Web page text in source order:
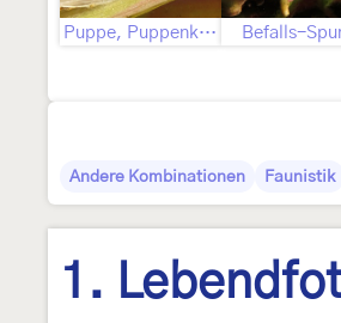
Puppe, Puppenkokon Befalls-
Andere Kombinationen Faunistik
1.